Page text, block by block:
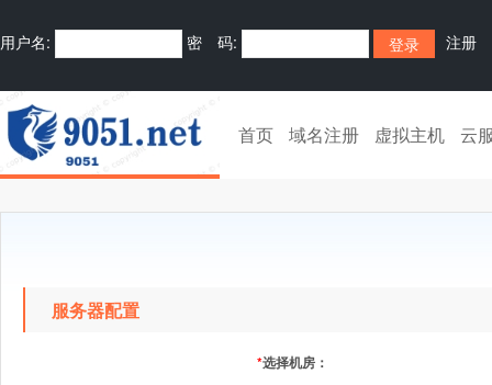
用户名: 密 码: 注册
首页 域名注册 虚拟主机 云
服务器配置
*选择机房：